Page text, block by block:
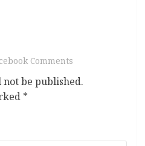
Comments
be published.
*